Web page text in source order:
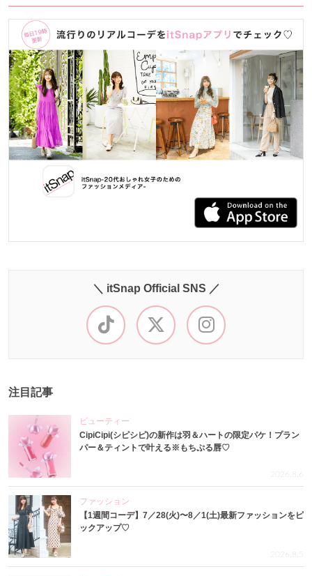
＼ itSnap Official SNS ／
注目記事
ビューティー
CipiCipi(シピシピ)の新作は羽＆ハートの限定パケ！プラン
パー＆ティントで叶える※もちぷる唇♡
2026.8.6
ファッション
【1週間コーデ】7／28(火)〜8／1(土)最新ファッションをピ
ックアップ♡
2026.8.5